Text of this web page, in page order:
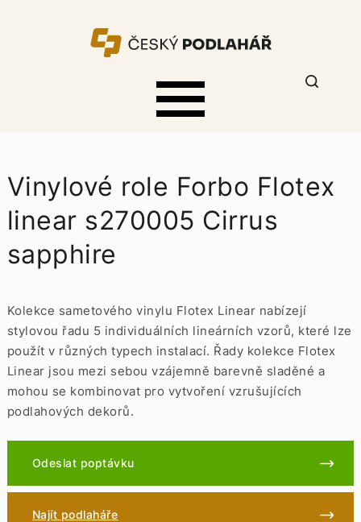
Vinylové role Forbo Flotex
linear s270005 Cirrus
sapphire
Kolekce sametového vinylu Flotex Linear nabízejí
stylovou řadu 5 individuálních lineárních vzorů, které lze
použít v různých typech instalací. Řady kolekce Flotex
Linear jsou mezi sebou vzájemně barevně sladěné a
mohou se kombinovat pro vytvoření vzrušujících
podlahových dekorů.
Odeslat poptávku
Najít podlaháře